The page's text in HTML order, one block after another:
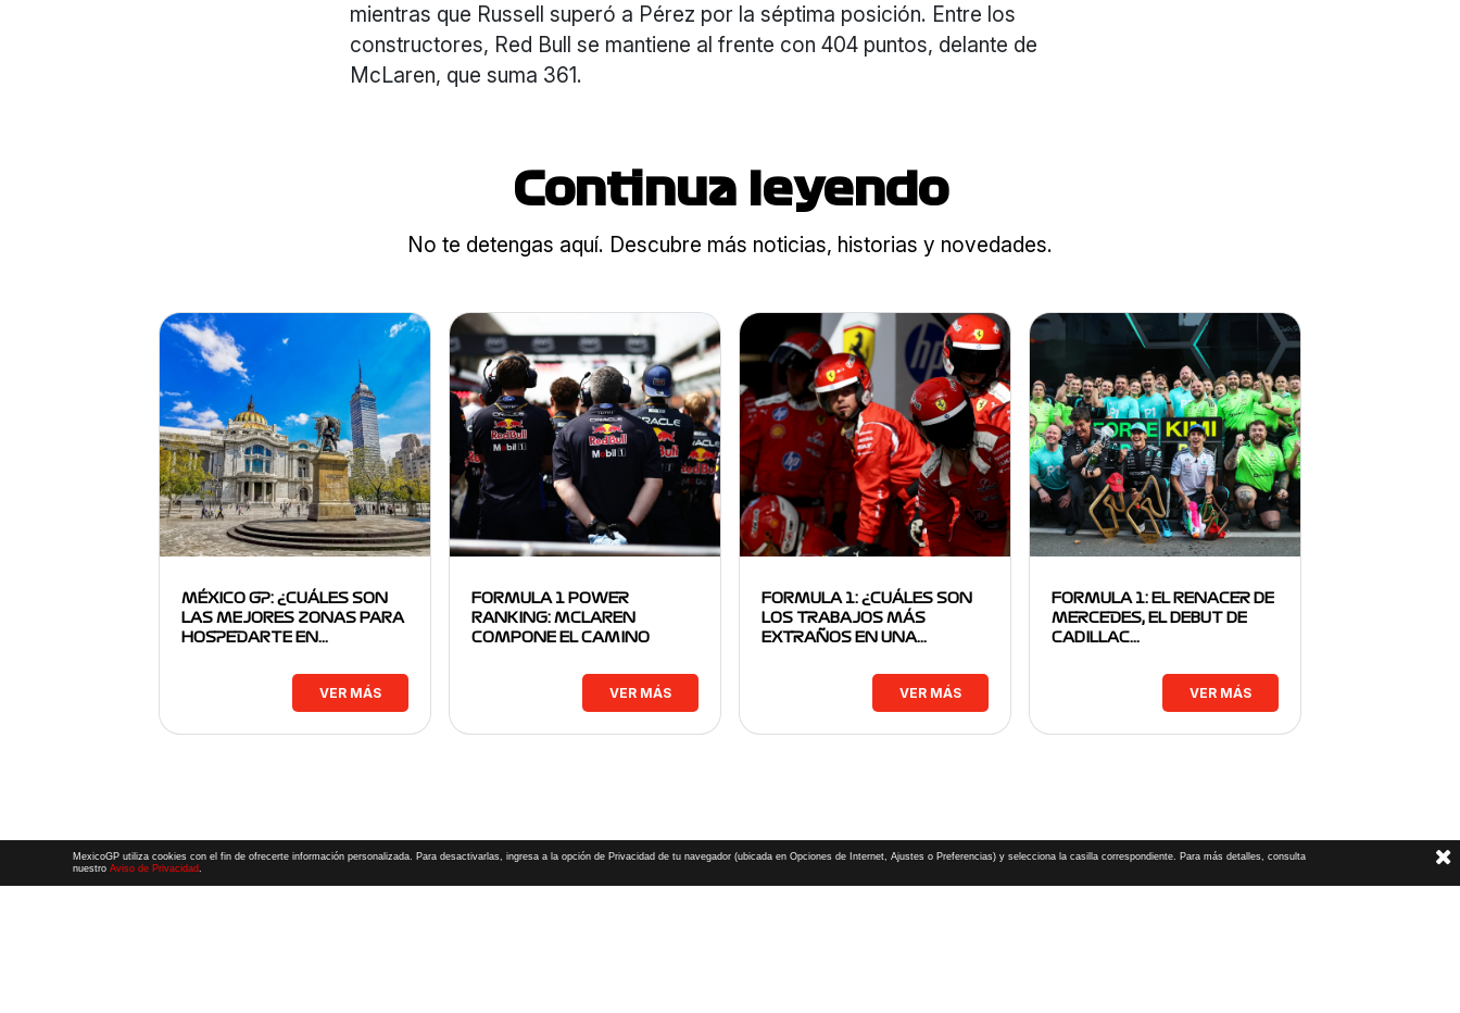
mientras que Russell superó a Pérez por la séptima posición. Entre los
constructores, Red Bull se mantiene al frente con 404 puntos, delante de
McLaren, que suma 361.
Continua leyendo
No te detengas aquí. Descubre más noticias, historias y novedades.
MÉXICO GP: ¿CUÁLES SON
LAS MEJORES ZONAS PARA
HOSPEDARTE EN…
VER MÁS
FORMULA 1 POWER
RANKING: MCLAREN
COMPONE EL CAMINO
VER MÁS
FORMULA 1: ¿CUÁLES SON
LOS TRABAJOS MÁS
EXTRAÑOS EN UNA…
VER MÁS
FORMULA 1: EL RENACER DE
MERCEDES, EL DEBUT DE
CADILLAC…
VER MÁS
MexicoGP utiliza cookies con el fin de ofrecerte información personalizada. Para desactivarlas, ingresa a la opción de Privacidad de tu navegador (ubicada en Opciones de Internet, Ajustes o Preferencias) y selecciona la casilla correspondiente. Para más detalles, consulta
nuestroAviso de Privacidad.